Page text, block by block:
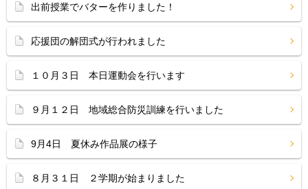
出前授業でバターを作りました！
応援団の解団式が行われました
１０月３日 本日運動会を行います
９月１２日 地域総合防災訓練を行いました
9月4日 夏休み作品展の様子
８月３１日 ２学期が始まりました